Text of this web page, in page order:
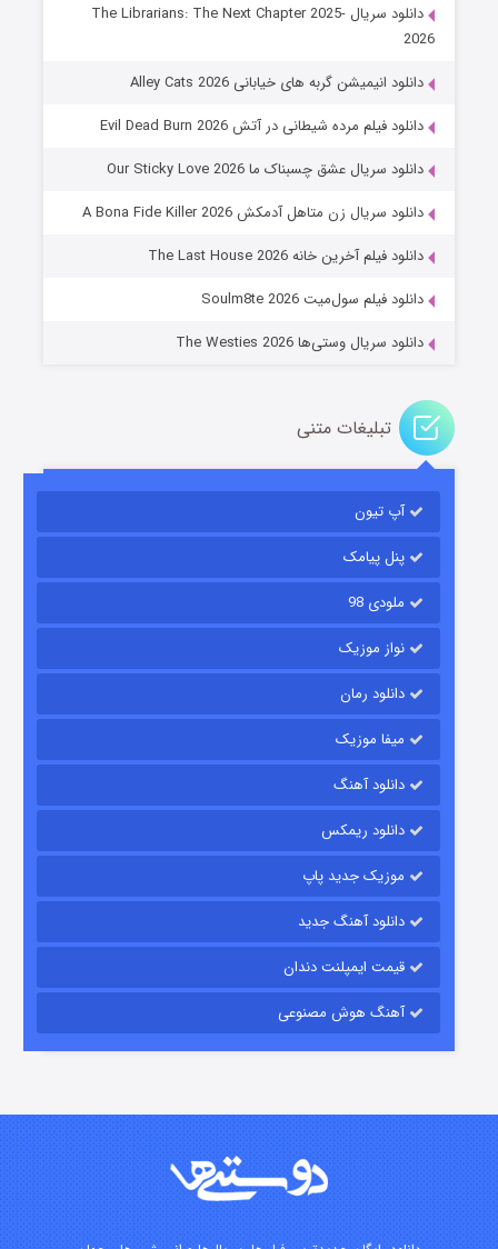
عملیات آپارتمان
قسمت۲ (زیرنویس) منتشر شد
مردگان متحرک: شهر مرده ۳
قسمت
شوگر فصل ۲
دانلود سریال The Librarians: The Next Chapter 2025-
2026
دانلود انیمیشن گربه های خیابانی Alley Cats 2026
دانلود فیلم مرده شیطانی در آتش Evil Dead Burn 2026
دانلود سریال عشق چسبناک ما Our Sticky Love 2026
دانلود سریال زن متاهل آدمکش A Bona Fide Killer 2026
دانلود فیلم آخرین خانه The Last House 2026
دانلود فیلم سول‌میت Soulm8te 2026
دانلود سریال وستی‌ها The Westies 2026
تبلیغات متنی
آپ تیون
پنل پیامک
ملودی 98
نواز موزیک
دانلود رمان
میفا موزیک
دانلود آهنگ
دانلود ریمکس
موزیک جدید پاپ
دانلود آهنگ جدید
قیمت ایمپلنت دندان
آهنگ هوش مصنوعی